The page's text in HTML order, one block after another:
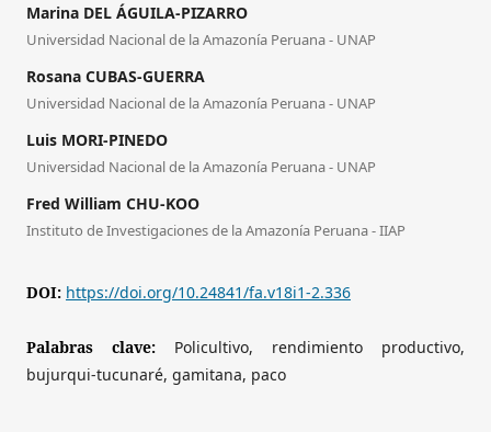
Marina DEL ÁGUILA-PIZARRO
Universidad Nacional de la Amazonía Peruana - UNAP
Rosana CUBAS-GUERRA
Universidad Nacional de la Amazonía Peruana - UNAP
Luis MORI-PINEDO
Universidad Nacional de la Amazonía Peruana - UNAP
Fred William CHU-KOO
Instituto de Investigaciones de la Amazonía Peruana - IIAP
DOI: https://doi.org/10.24841/fa.v18i1-2.336
Palabras clave: Policultivo, rendimiento productivo,
bujurqui-tucunaré, gamitana, paco